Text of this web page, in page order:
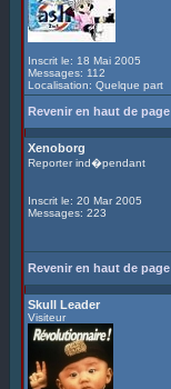
Inscrit le: 18 Mai 2005
Messages: 112
Localisation: Quelque part
Revenir en haut de page
Xenoborg
Reporter ind�pendant
Inscrit le: 20 Mar 2005
Messages: 223
Revenir en haut de page
Skull Leader
Visiteur